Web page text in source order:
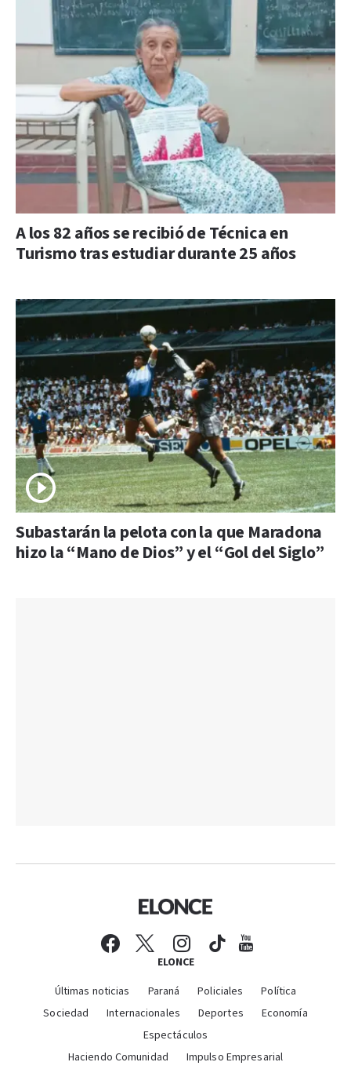
A los 82 años se recibió de Técnica en
Turismo tras estudiar durante 25 años
Subastarán la pelota con la que Maradona
hizo la “Mano de Dios” y el “Gol del Siglo”
ELONCE
Últimas noticias Paraná Policiales
Política
Sociedad
Internacionales Deportes
Economía
Espectáculos
Haciendo Comunidad
Impulso Empresarial